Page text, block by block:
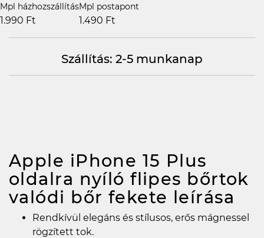
Mpl házhozszállítás
1.990 Ft
Mpl postapont
1.490 Ft
Szállítás: 2-5 munkanap
Apple iPhone 15 Plus
oldalra nyíló flipes bőrtok
valódi bőr fekete leírása
Rendkívül elegáns és stílusos, erős mágnessel
rögzített tok.